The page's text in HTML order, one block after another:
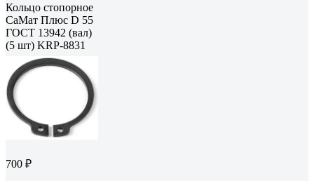
Кольцо стопорное
СаМат Плюс D 55
ГОСТ 13942 (вал)
(5 шт) KRP-8831
700 ₽